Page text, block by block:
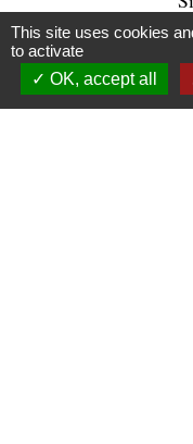
This site uses cookies
to activate
OK, accept all